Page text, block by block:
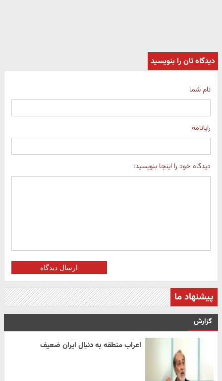
دیدگاه تان را بنویسید
نام شما
رایانامه
دیدگاه خود را اینجا بنویسید:
ارسال دیدگاه
پیشنهاد ما
گزارش
اعراب منطقه به دنبال ایران ضعیف